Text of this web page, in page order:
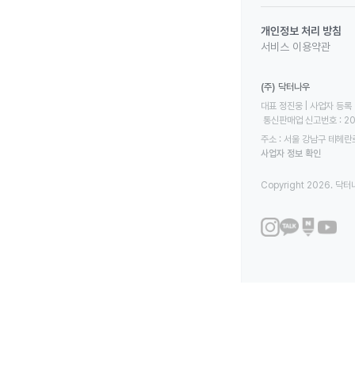
개인정보 처리 방침
서비스 이용약관
(주) 닥터나우
대표 정진웅 | 사업자
통신판매업 신고번호
주소 : 서울 강남구 테헤
사업자 정보 확인
Copyright 2026. 닥터